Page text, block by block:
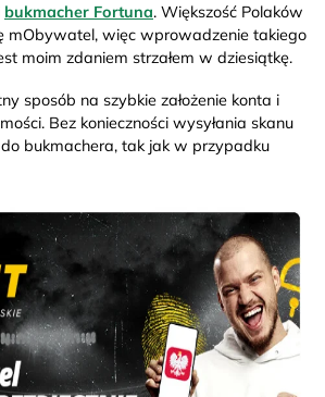
bukmacher Fortuna. Większość Polaków
mObywatel, więc wprowadzenie takiego
moim zdaniem strzałem w dziesiątkę.
sposób na szybkie założenie konta i
Bez konieczności wysyłania skanu
bukmachera, tak jak w przypadku